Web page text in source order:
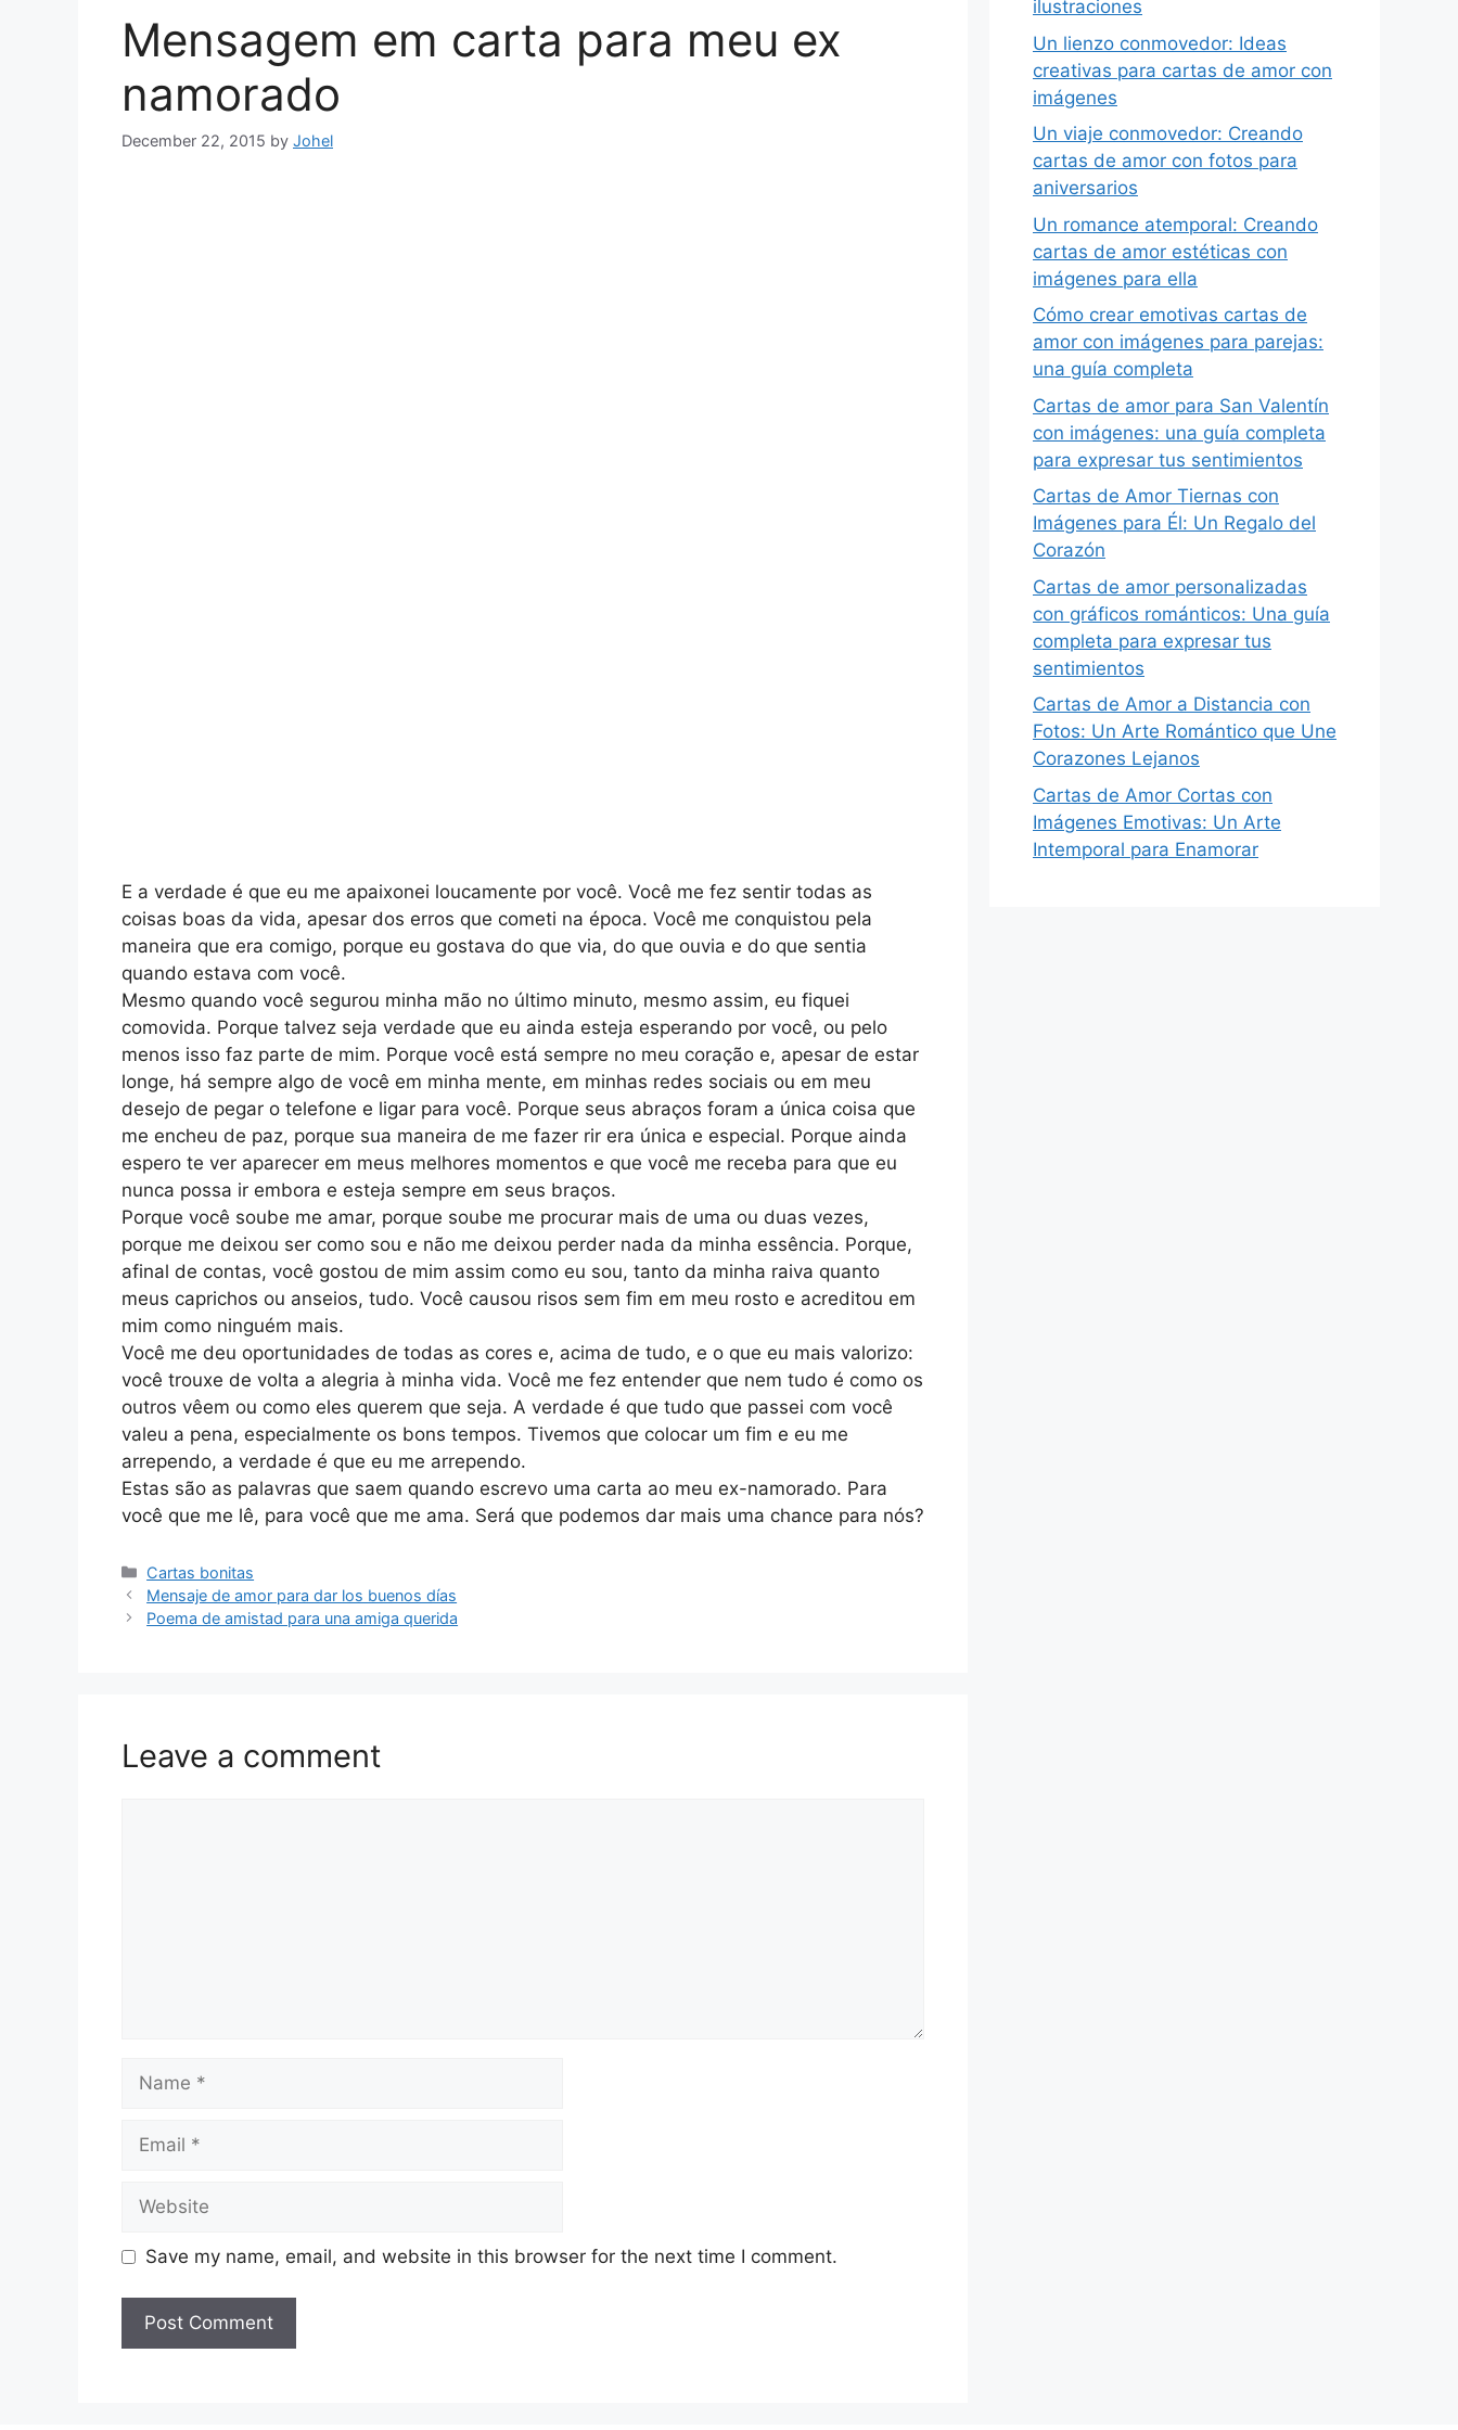
Mensagem em carta para meu ex
namorado
December 22, 2015 by Johel
E a verdade é que eu me apaixonei loucamente por você. Você me fez sentir todas as
coisas boas da vida, apesar dos erros que cometi na época. Você me conquistou pela
maneira que era comigo, porque eu gostava do que via, do que ouvia e do que sentia
quando estava com você.
Mesmo quando você segurou minha mão no último minuto, mesmo assim, eu fiquei
comovida. Porque talvez seja verdade que eu ainda esteja esperando por você, ou pelo
menos isso faz parte de mim. Porque você está sempre no meu coração e, apesar de estar
longe, há sempre algo de você em minha mente, em minhas redes sociais ou em meu
desejo de pegar o telefone e ligar para você. Porque seus abraços foram a única coisa que
me encheu de paz, porque sua maneira de me fazer rir era única e especial. Porque ainda
espero te ver aparecer em meus melhores momentos e que você me receba para que eu
nunca possa ir embora e esteja sempre em seus braços.
Porque você soube me amar, porque soube me procurar mais de uma ou duas vezes,
porque me deixou ser como sou e não me deixou perder nada da minha essência. Porque,
afinal de contas, você gostou de mim assim como eu sou, tanto da minha raiva quanto
meus caprichos ou anseios, tudo. Você causou risos sem fim em meu rosto e acreditou em
mim como ninguém mais.
Você me deu oportunidades de todas as cores e, acima de tudo, e o que eu mais valorizo:
você trouxe de volta a alegria à minha vida. Você me fez entender que nem tudo é como os
outros vêem ou como eles querem que seja. A verdade é que tudo que passei com você
valeu a pena, especialmente os bons tempos. Tivemos que colocar um fim e eu me
arrependo, a verdade é que eu me arrependo.
Estas são as palavras que saem quando escrevo uma carta ao meu ex-namorado. Para
você que me lê, para você que me ama. Será que podemos dar mais uma chance para nós?
Categories
Cartas bonitas
Mensaje de amor para dar los buenos días
Poema de amistad para una amiga querida
Leave a comment
Save my name, email, and website in this browser for the next time I comment.
ilustraciones
Un lienzo conmovedor: Ideas
creativas para cartas de amor con
imágenes
Un viaje conmovedor: Creando
cartas de amor con fotos para
aniversarios
Un romance atemporal: Creando
cartas de amor estéticas con
imágenes para ella
Cómo crear emotivas cartas de
amor con imágenes para parejas:
una guía completa
Cartas de amor para San Valentín
con imágenes: una guía completa
para expresar tus sentimientos
Cartas de Amor Tiernas con
Imágenes para Él: Un Regalo del
Corazón
Cartas de amor personalizadas
con gráficos románticos: Una guía
completa para expresar tus
sentimientos
Cartas de Amor a Distancia con
Fotos: Un Arte Romántico que Une
Corazones Lejanos
Cartas de Amor Cortas con
Imágenes Emotivas: Un Arte
Intemporal para Enamorar